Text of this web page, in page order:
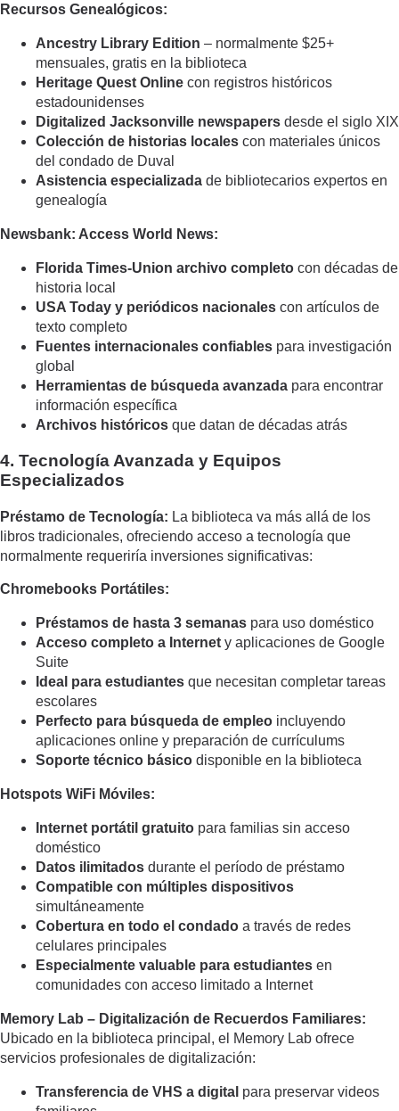
Recursos Genealógicos:
Ancestry Library Edition – normalmente $25+
mensuales, gratis en la biblioteca
Heritage Quest Online con registros históricos
estadounidenses
Digitalized Jacksonville newspapers desde el siglo XIX
Colección de historias locales con materiales únicos
del condado de Duval
Asistencia especializada de bibliotecarios expertos en
genealogía
Newsbank: Access World News:
Florida Times-Union archivo completo con décadas de
historia local
USA Today y periódicos nacionales con artículos de
texto completo
Fuentes internacionales confiables para investigación
global
Herramientas de búsqueda avanzada para encontrar
información específica
Archivos históricos que datan de décadas atrás
4. Tecnología Avanzada y Equipos
Especializados
Préstamo de Tecnología: La biblioteca va más allá de los
libros tradicionales, ofreciendo acceso a tecnología que
normalmente requeriría inversiones significativas:
Chromebooks Portátiles:
Préstamos de hasta 3 semanas para uso doméstico
Acceso completo a Internet y aplicaciones de Google
Suite
Ideal para estudiantes que necesitan completar tareas
escolares
Perfecto para búsqueda de empleo incluyendo
aplicaciones online y preparación de currículums
Soporte técnico básico disponible en la biblioteca
Hotspots WiFi Móviles:
Internet portátil gratuito para familias sin acceso
doméstico
Datos ilimitados durante el período de préstamo
Compatible con múltiples dispositivos
simultáneamente
Cobertura en todo el condado a través de redes
celulares principales
Especialmente valuable para estudiantes en
comunidades con acceso limitado a Internet
Memory Lab – Digitalización de Recuerdos Familiares:
Ubicado en la biblioteca principal, el Memory Lab ofrece
servicios profesionales de digitalización:
Transferencia de VHS a digital para preservar videos